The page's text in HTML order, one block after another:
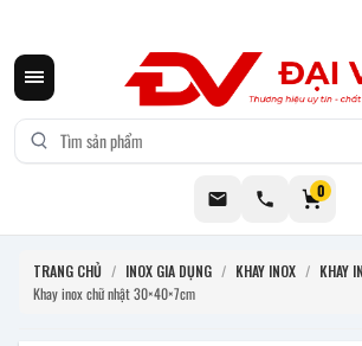
0
TRANG CHỦ / INOX GIA DỤNG / KHAY INOX / KHAY
Khay inox chữ nhật 30×40×7cm